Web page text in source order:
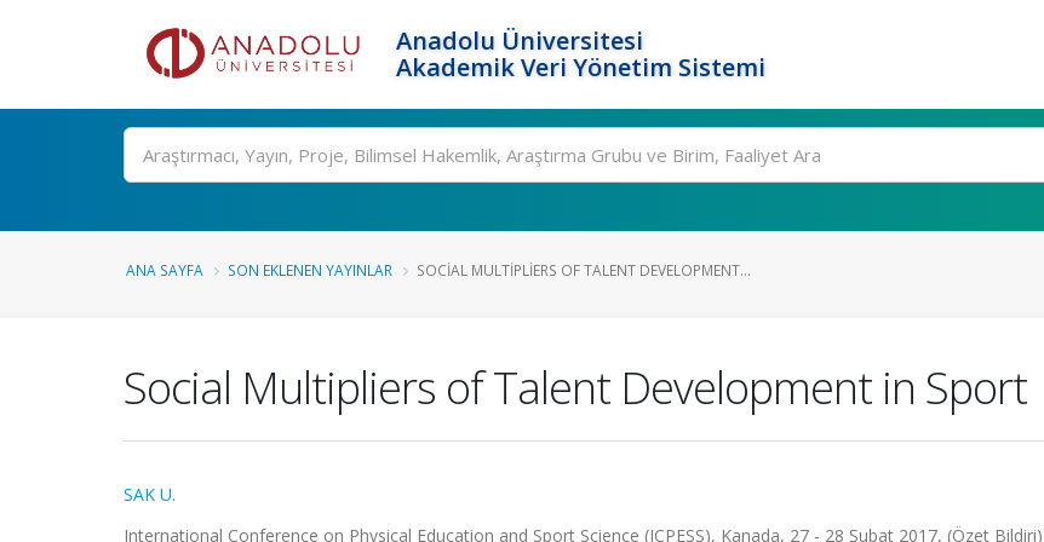
Anadolu Üniversitesi
Akademik Veri Yönetim Sistemi
Ara
ANA SAYFA SON EKLENEN YAYINLAR SOCIAL MULTIPLIERS OF TALENT DEVELOPMENT...
Social Multipliers of Talent Development in Sport
SAK U.
International Conference on Physical Education and Sport Science (ICPESS), Kanada, 27 - 28 Şubat 2017, (Özet Bildiri)